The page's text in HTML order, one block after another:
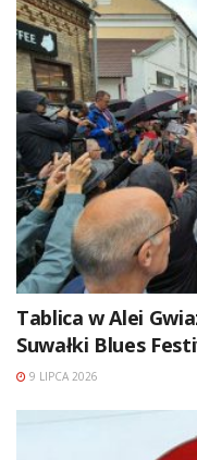
Tablica w Alei
Suwałki Blues
9 LIPCA 2026